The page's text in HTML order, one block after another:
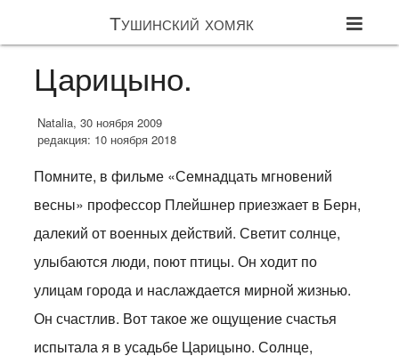
Тушинский хомяк
Царицыно.
Natalia, 30 ноября 2009
редакция: 10 ноября 2018
Помните, в фильме «Семнадцать мгновений
весны» профессор Плейшнер приезжает в Берн,
далекий от военных действий. Светит солнце,
улыбаются люди, поют птицы. Он ходит по
улицам города и наслаждается мирной жизнью.
Он счастлив. Вот такое же ощущение счастья
испытала я в усадьбе Царицыно. Солнце,